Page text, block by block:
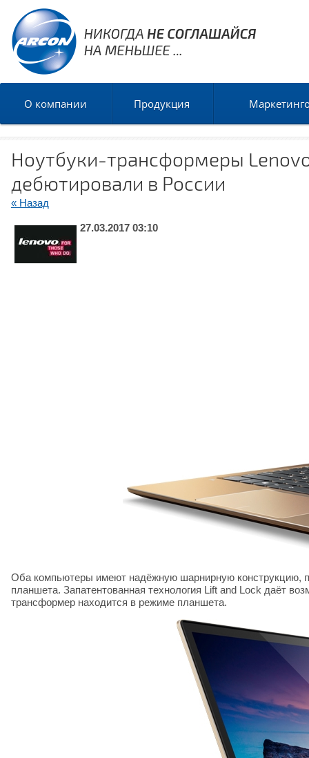
О компании Продукция
Ноутбуки-трансформеры
дебютировали в России
« Назад
27.03.2017 03:10
Оба компьютеры имеют надёжную шарнирную конструкцию,
планшета. Запатентованная технология Lift and Lock даёт
трансформер находится в режиме планшета.